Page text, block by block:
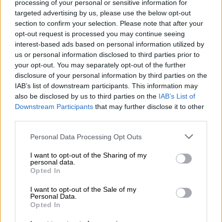
processing of your personal or sensitive information for
targeted advertising by us, please use the below opt-out
section to confirm your selection. Please note that after your
opt-out request is processed you may continue seeing
interest-based ads based on personal information utilized by
us or personal information disclosed to third parties prior to
your opt-out. You may separately opt-out of the further
disclosure of your personal information by third parties on the
IAB’s list of downstream participants. This information may
also be disclosed by us to third parties on the IAB’s List of
Downstream Participants that may further disclose it to other
Please note that this website/app uses one or more Google
not limited to your visit or usage behaviour. You may click to
grant or deny consent to Google and its third-party tags to
use your data for below specified purposes in below Google
consent section.
Personal Data Processing Opt Outs
I want to opt-out of the Sharing of my
personal data.
Opted In
I want to opt-out of the Sale of my
Personal Data.
Opted In
Τι περιλαμβάνει το πρόγραμμα
Σύμφωνα με την απόφαση, ηπαραδοσιακή
χειροτεχνίααποτελεί βασικό στοιχείο της
άυλης πολιτιστικής κληρονομιάς της
Ελλάδας, ωστόσο η μετάδοσή της στις
νεότερες γενιές έχει σχεδόν εκλείψει. Το
πρόγραμμα επιδιώκει να καλύψει αυτό το
κενό, ευθυγραμμιζόμενο με τις
εκπαίδευση στην πολιτιστική
ποικιλομορφία, και να ενισχύσει τη σύνδεση
των μαθητών με τη δημιουργική εργασία και
την πολιτιστική ταυτότητα.